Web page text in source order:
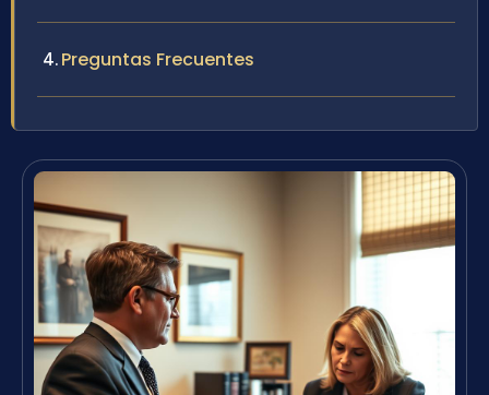
Preguntas Frecuentes